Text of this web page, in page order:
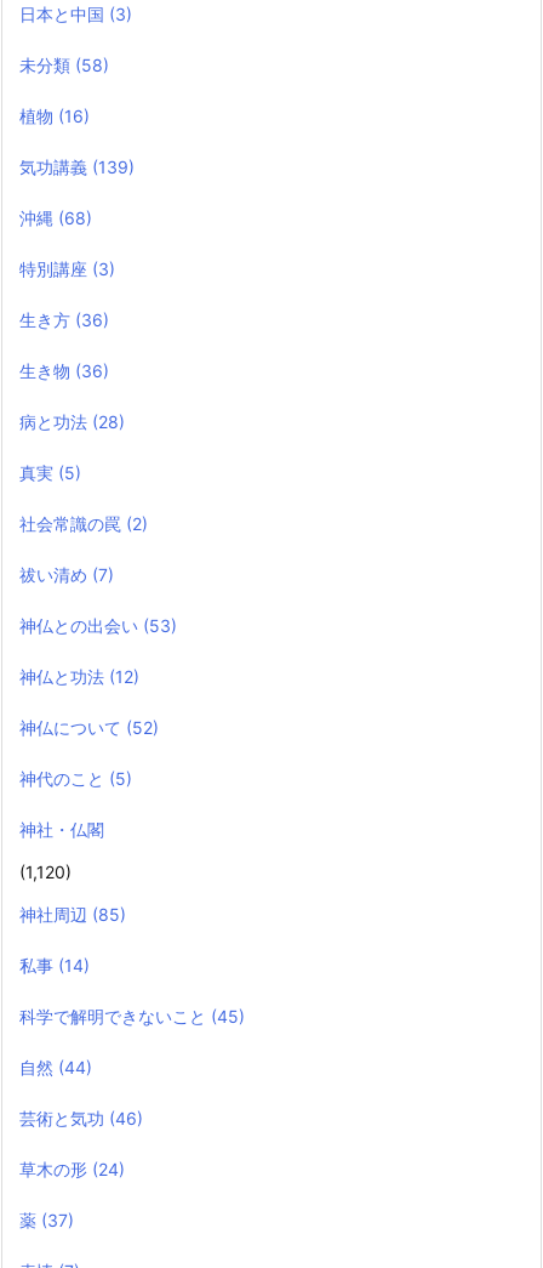
日本と中国 (3)
未分類 (58)
植物 (16)
気功講義 (139)
沖縄 (68)
特別講座 (3)
生き方 (36)
生き物 (36)
病と功法 (28)
真実 (5)
社会常識の罠 (2)
祓い清め (7)
神仏との出会い (53)
神仏と功法 (12)
神仏について (52)
神代のこと (5)
神社・仏閣
(1,120)
神社周辺 (85)
私事 (14)
科学で解明できないこと (45)
自然 (44)
芸術と気功 (46)
草木の形 (24)
薬 (37)